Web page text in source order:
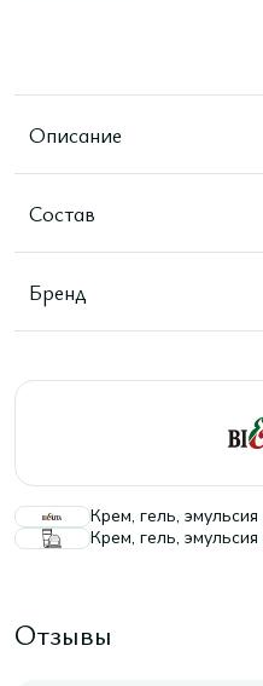
Описание
Состав
Бренд
Крем, гель,
Крем, гель,
Отзывы